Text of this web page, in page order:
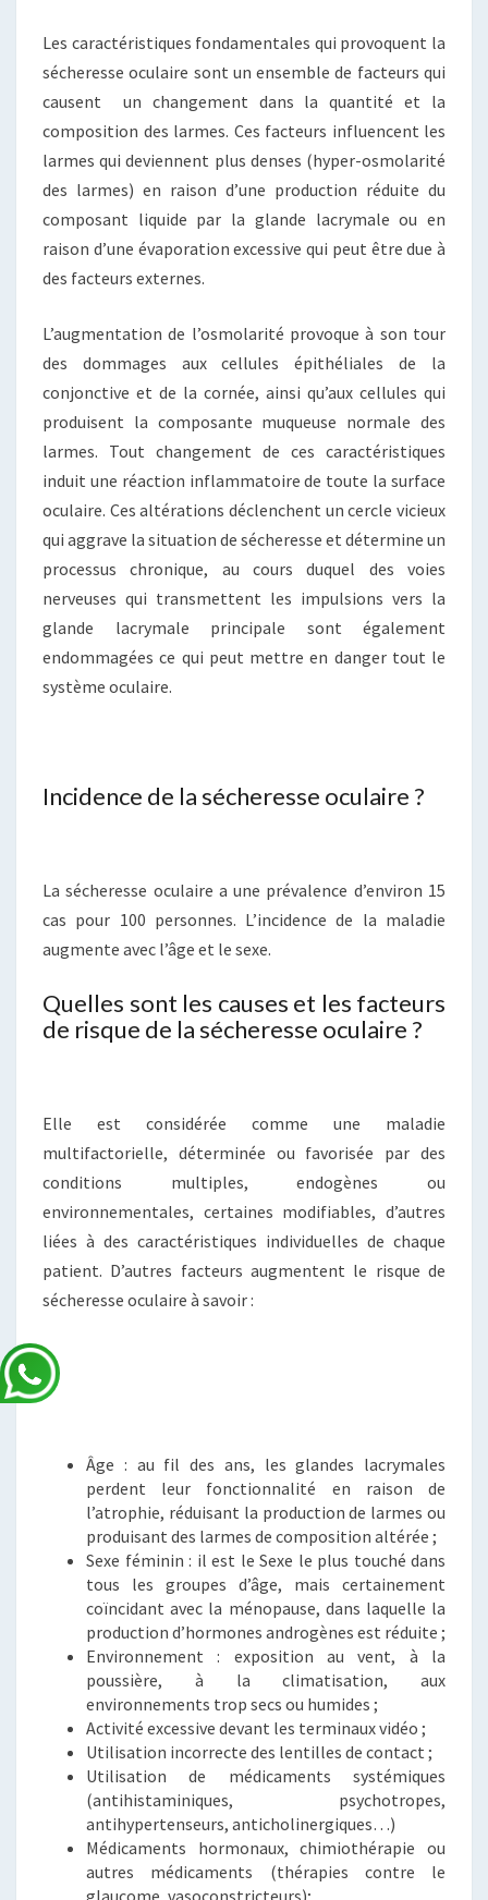
Les caractéristiques fondamentales qui provoquent la
sécheresse oculaire sont un ensemble de facteurs qui
causent un changement dans la quantité et la
composition des larmes. Ces facteurs influencent les
larmes qui deviennent plus denses (hyper-osmolarité
des larmes) en raison d’une production réduite du
composant liquide par la glande lacrymale ou en
raison d’une évaporation excessive qui peut être due à
des facteurs externes.
L’augmentation de l’osmolarité provoque à son tour
des dommages aux cellules épithéliales de la
conjonctive et de la cornée, ainsi qu’aux cellules qui
produisent la composante muqueuse normale des
larmes. Tout changement de ces caractéristiques
induit une réaction inflammatoire de toute la surface
oculaire. Ces altérations déclenchent un cercle vicieux
qui aggrave la situation de sécheresse et détermine un
processus chronique, au cours duquel des voies
nerveuses qui transmettent les impulsions vers la
glande lacrymale principale sont également
endommagées ce qui peut mettre en danger tout le
système oculaire.
Incidence de la sécheresse oculaire ?
La sécheresse oculaire a une prévalence d’environ 15
cas pour 100 personnes. L’incidence de la maladie
augmente avec l’âge et le sexe.
Quelles sont les causes et les facteurs
de risque de la sécheresse oculaire ?
Elle est considérée comme une maladie
multifactorielle, déterminée ou favorisée par des
conditions multiples, endogènes ou
environnementales, certaines modifiables, d’autres
liées à des caractéristiques individuelles de chaque
patient. D’autres facteurs augmentent le risque de
sécheresse oculaire à savoir :
Âge : au fil des ans, les glandes lacrymales
perdent leur fonctionnalité en raison de
l’atrophie, réduisant la production de larmes ou
produisant des larmes de composition altérée ;
Sexe féminin : il est le Sexe le plus touché dans
tous les groupes d’âge, mais certainement
coïncidant avec la ménopause, dans laquelle la
production d’hormones androgènes est réduite ;
Environnement : exposition au vent, à la
poussière, à la climatisation, aux
environnements trop secs ou humides ;
Activité excessive devant les terminaux vidéo ;
Utilisation incorrecte des lentilles de contact ;
Utilisation de médicaments systémiques
(antihistaminiques, psychotropes,
antihypertenseurs, anticholinergiques…)
Médicaments hormonaux, chimiothérapie ou
autres médicaments (thérapies contre le